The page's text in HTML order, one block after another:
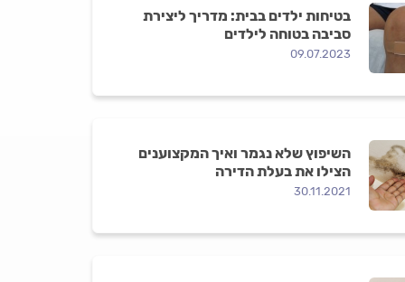
בטיחות ילדים בבית: מדריך ליצירת
סביבה בטוחה לילדים
09.07.2023
השיפוץ שלא נגמר ואיך המקצוענים
הצילו את בעלת הדירה
30.11.2021